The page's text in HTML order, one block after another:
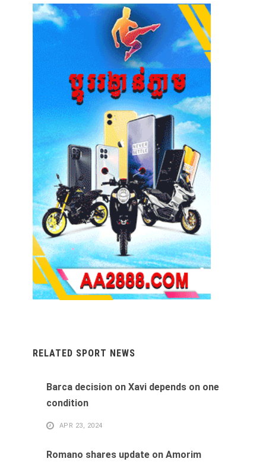
RELATED SPORT NEWS
Barca decision on Xavi depends on one
condition
APR 23, 2024
Romano shares update on Amorim